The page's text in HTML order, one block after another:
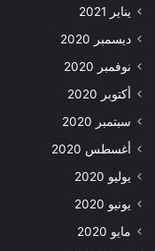
يناير 2021
ديسمبر 2020
نوفمبر 2020
أكتوبر 2020
سبتمبر 2020
أغسطس 2020
يوليو 2020
يونيو 2020
مايو 2020